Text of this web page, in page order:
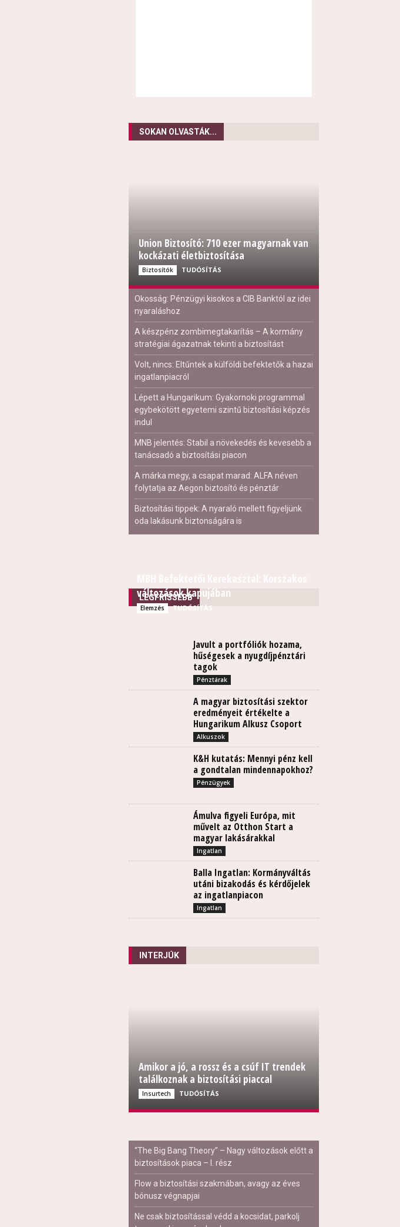
SOKAN OLVASTÁK...
Union Biztosító: 710 ezer magyarnak van
kockázati életbiztosítása
Biztosítók TUDÓSÍTÁS
Okosság: Pénzügyi kisokos a CIB Banktól az idei
nyaraláshoz
A készpénz zombimegtakarítás – A kormány
stratégiai ágazatnak tekinti a biztosítást
Volt, nincs: Eltűntek a külföldi befektetők a hazai
ingatlanpiacról
Lépett a Hungarikum: Gyakornoki programmal
egybekötött egyetemi szintű biztosítási képzés
indul
MNB jelentés: Stabil a növekedés és kevesebb a
tanácsadó a biztosítási piacon
A márka megy, a csapat marad: ALFA néven
folytatja az Aegon biztosító és pénztár
Biztosítási tippek: A nyaraló mellett figyeljünk
oda lakásunk biztonságára is
LEGFRISSEBB
változások kapujában
Elemzés TUDÓSÍTÁS
Javult a portfóliók hozama,
hűségesek a nyugdíjpénztári
tagok
Pénztárak
A magyar biztosítási szektor
eredményeit értékelte a
Hungarikum Alkusz Csoport
Alkuszok
K&H kutatás: Mennyi pénz kell
a gondtalan mindennapokhoz?
Pénzügyek
Ámulva figyeli Európa, mit
művelt az Otthon Start a
magyar lakásárakkal
Ingatlan
Balla Ingatlan: Kormányváltás
utáni bizakodás és kérdőjelek
az ingatlanpiacon
Ingatlan
INTERJÚK
Amikor a jó, a rossz és a csúf IT trendek
találkoznak a biztosítási piaccal
Insurtech TUDÓSÍTÁS
“The Big Bang Theory” – Nagy változások előtt a
biztosítások piaca – I. rész
Flow a biztosítási szakmában, avagy az éves
bónusz végnapjai
Ne csak biztosítással védd a kocsidat, parkolj